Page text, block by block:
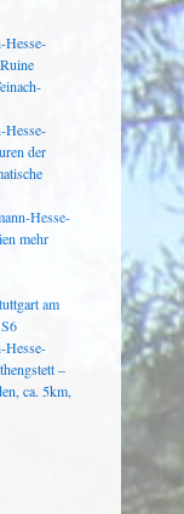
Hesse-
Hesse-
der
Hesse-
mehr
am
Hesse-
–
ca. 5km,